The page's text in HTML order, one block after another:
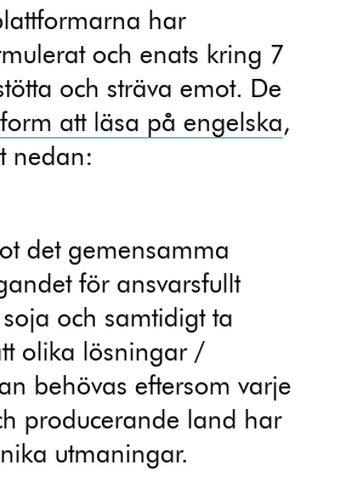
har
och enats kring 7
och sträva emot. De
att läsa på engelska,
nedan:
det gemensamma
för ansvarsfullt
och samtidigt ta
olika lösningar /
behövas eftersom varje
producerande land har
utmaningar.